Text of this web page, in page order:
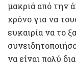
μακριά από την
χρόνο για να
ευκαιρία να το
να είναι πολύ